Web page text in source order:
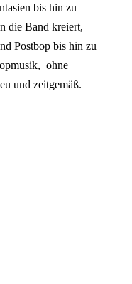
bis hin zu
die Band kreiert,
Postbop bis hin zu
ohne
und zeitgemäß.